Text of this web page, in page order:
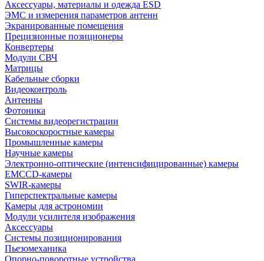
Аксессуары, материалы и одежда ESD
ЭМС и измерения параметров антенн
Экранированные помещения
Прецизионные позиционеры
Конвертеры
Модули СВЧ
Матрицы
Кабельные сборки
Видеоконтроль
Антенны
Фотоника
Cистемы видеорегистрации
Высокоскоростные камеры
Промышленные камеры
Научные камеры
Электронно-оптические (интенсифицированные) камеры
EMCCD-камеры
SWIR-камеры
Гиперспектральные камеры
Камеры для астрономии
Модули усилителя изображения
Аксессуары
Системы позиционирования
Пьезомеханика
Опорно-поворотные устройства